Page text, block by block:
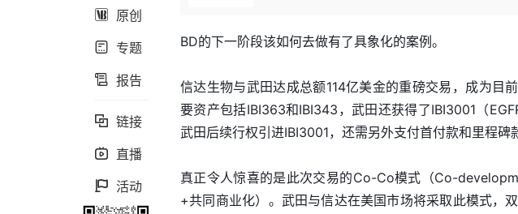
 原创
 专题
 报告
 链接
 直播
 活动
BD的下一阶段该如何去做有了具象化的案例。
信达生物与武田达成总额114亿美金的重磅交易，成为目
要资产包括IBI363和IBI343，武田还获得了IBI3001（
武田后续行权引进IBI3001，还需另外支付首付款和里程碑
真正令人惊喜的是此次交易的Co-Co模式（Co-
+共同商业化）。武田与信达在美国市场将采取此模式，